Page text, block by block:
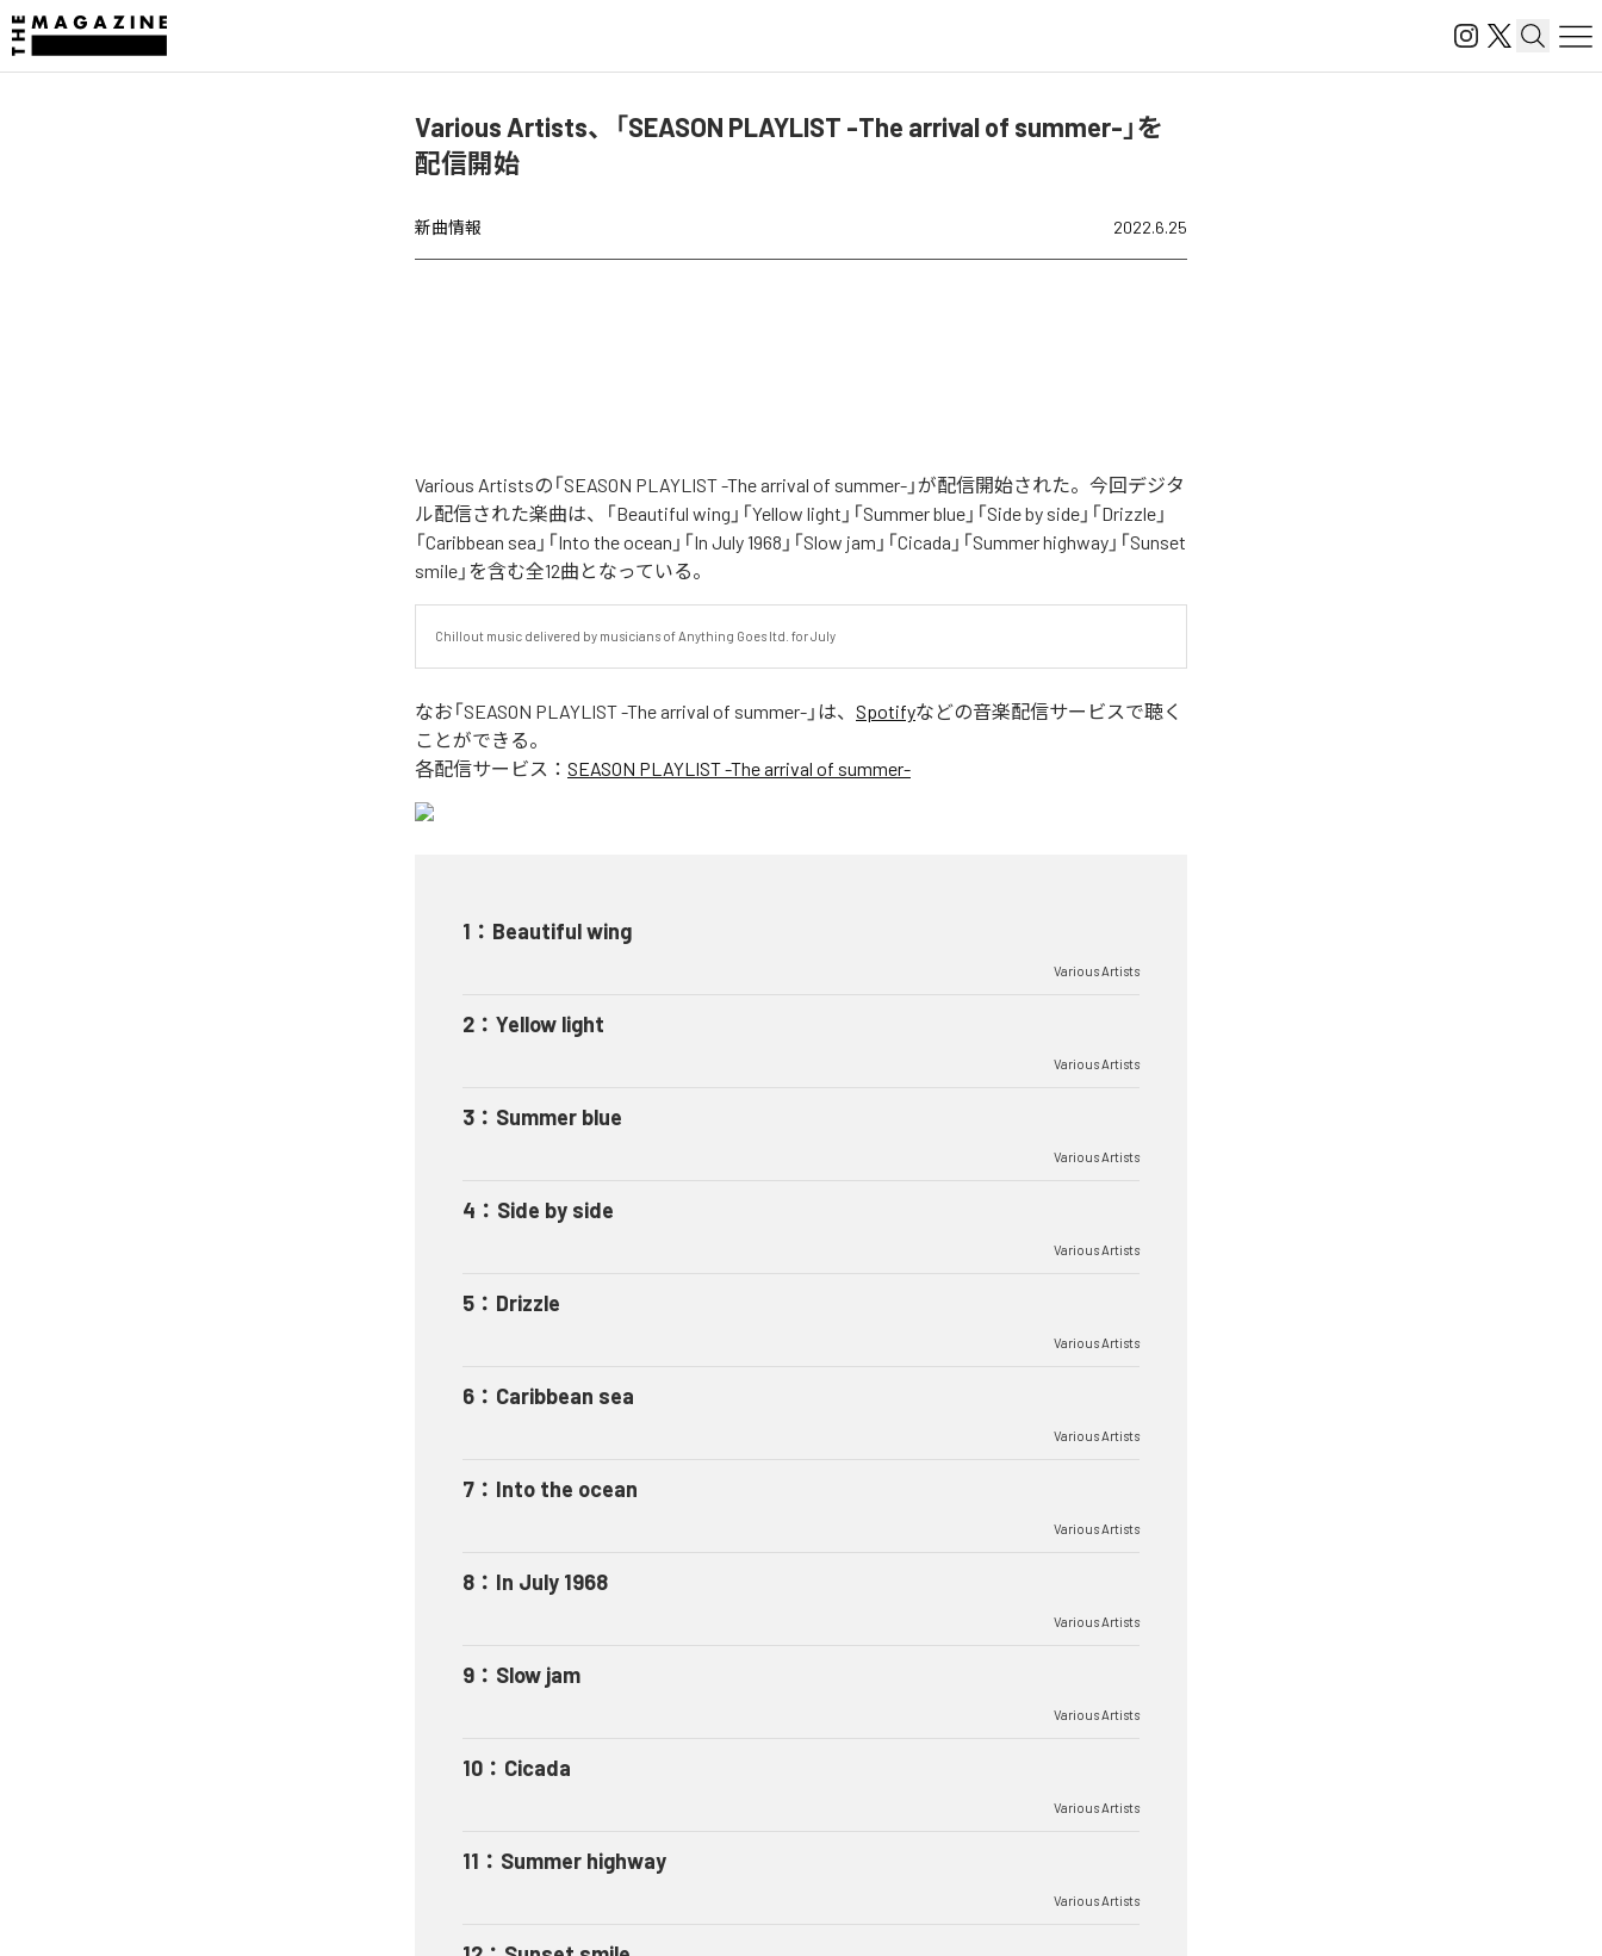
Various Artists、「SEASON PLAYLIST -The arrival of summer-」を
配信開始
新曲情報 2022.6.25
Various Artistsの「SEASON PLAYLIST -The arrival of summer-」が配信開始された。今回デジタ
ル配信された楽曲は、「Beautiful wing」「Yellow light」「Summer blue」「Side by side」「Drizzle」
「Caribbean sea」「Into the ocean」「In July 1968」「Slow jam」「Cicada」「Summer highway」「Sunset
smile」を含む全12曲となっている。
Chillout music delivered by musicians of Anything Goes ltd. for July
なお「SEASON PLAYLIST -The arrival of summer- 」は、 Spotifyなどの音楽配信サービスで聴く
ことができる。
各配信サービス： SEASON PLAYLIST -The arrival of summer-
1 ： Beautiful wing
Various Artists
2 ： Yellow light
Various Artists
3 ： Summer blue
Various Artists
4 ： Side by side
Various Artists
5 ： Drizzle
Various Artists
6 ： Caribbean sea
Various Artists
7 ： Into the ocean
Various Artists
8 ： In July 1968
Various Artists
9 ： Slow jam
Various Artists
10 ： Cicada
Various Artists
11 ： Summer highway
Various Artists